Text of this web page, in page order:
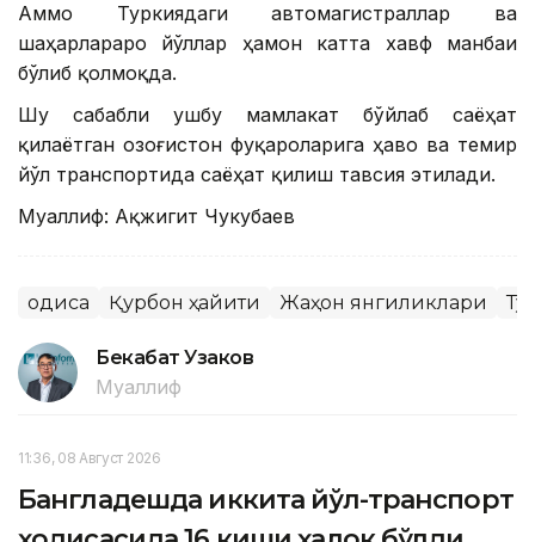
Аммо Туркиядаги автомагистраллар ва
шаҳарлараро йўллар ҳамон катта хавф манбаи
бўлиб қолмоқда.
Шу сабабли ушбу мамлакат бўйлаб саёҳат
қилаётган Қозоғистон фуқароларига ҳаво ва темир
йўл транспортида саёҳат қилиш тавсия этилади.
Муаллиф: Ақжигит Чукубаев
Ҳодиса Қурбон ҳайити Жаҳон янгиликлари
Бекабат Узаков
Муаллиф
11:36, 08 Август 2026
Бангладешда иккита йўл-транспорт